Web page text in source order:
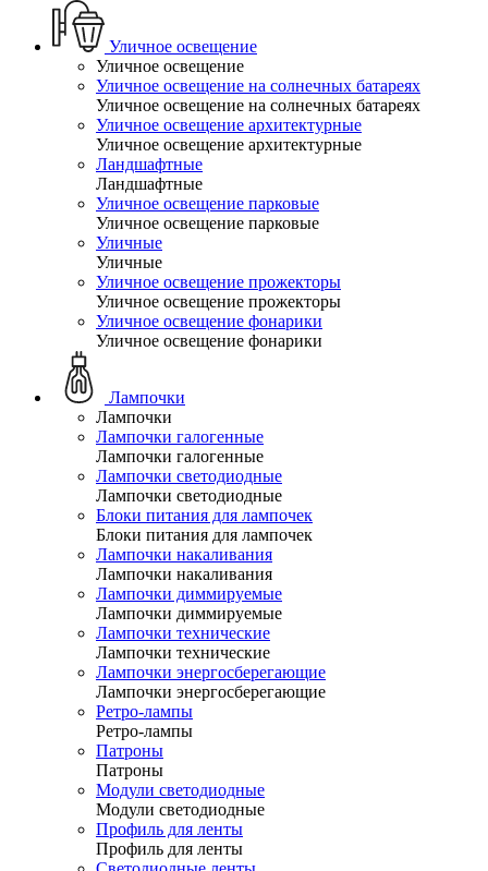
Уличное освещение
Уличное освещение
Уличное освещение на солнечных батареях
Уличное освещение на солнечных батареях
Уличное освещение архитектурные
Уличное освещение архитектурные
Ландшафтные
Ландшафтные
Уличное освещение парковые
Уличное освещение парковые
Уличные
Уличные
Уличное освещение прожекторы
Уличное освещение прожекторы
Уличное освещение фонарики
Уличное освещение фонарики
Лампочки
Лампочки
Лампочки галогенные
Лампочки галогенные
Лампочки светодиодные
Лампочки светодиодные
Блоки питания для лампочек
Блоки питания для лампочек
Лампочки накаливания
Лампочки накаливания
Лампочки диммируемые
Лампочки диммируемые
Лампочки технические
Лампочки технические
Лампочки энергосберегающие
Лампочки энергосберегающие
Ретро-лампы
Ретро-лампы
Патроны
Патроны
Модули светодиодные
Модули светодиодные
Профиль для ленты
Профиль для ленты